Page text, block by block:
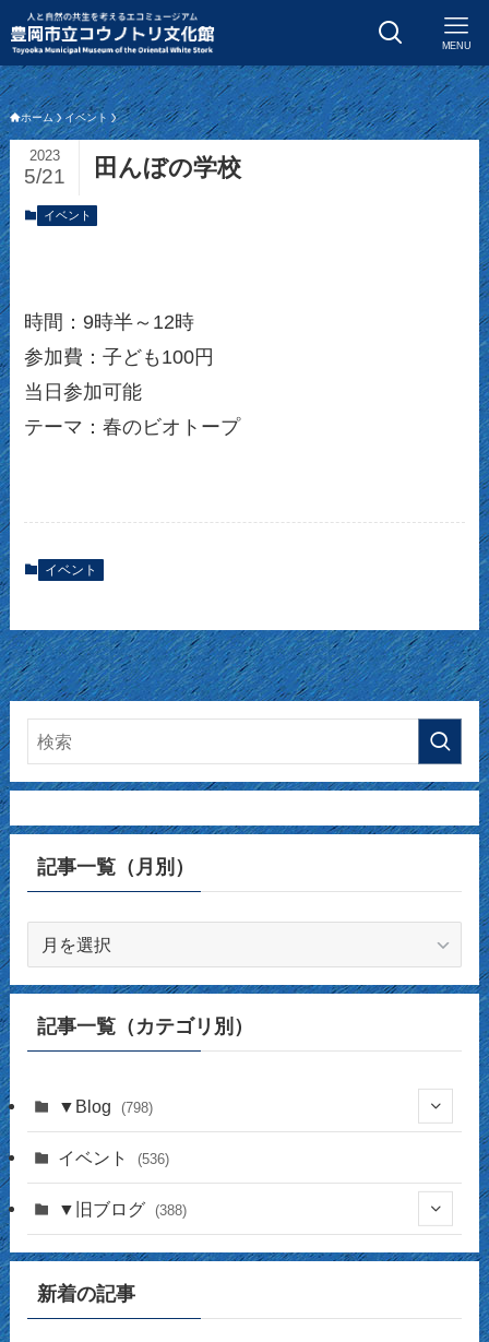
MENU
ホーム イベント
田んぼの学校
2023
5/21
イベント
時間：9時半～12時
参加費：子ども100円
当日参加可能
テーマ：春のビオトープ
イベント
記事一覧（月別）
一
覧
（月
記事一覧（カテゴリ別）
▼Blog (798)
(17)
(44)
(141)
(4)
(17)
イベント (536)
▼旧ブログ (388)
(14)
新着の記事